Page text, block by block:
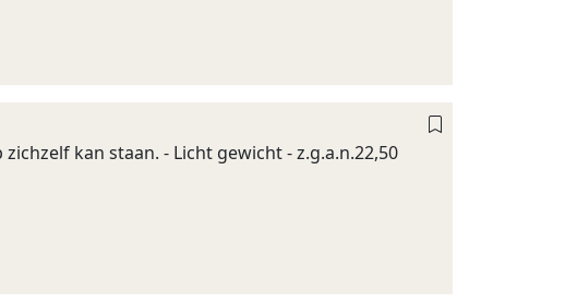
kan staan. - Licht gewicht - z.g.a.n.22,50